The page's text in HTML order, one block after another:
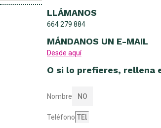
LLÁMANOS
664 279 884
MÁNDANOS UN E-MAIL
Desde aquí
O si lo prefieres, rellena
Nombre
Teléfono